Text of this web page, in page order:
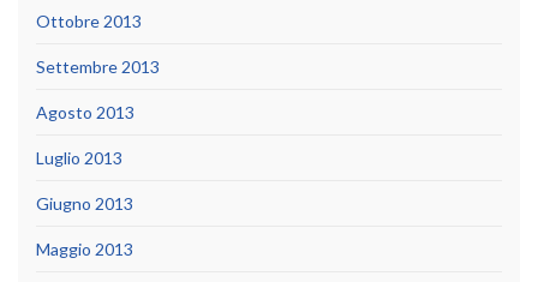
Ottobre 2013
Settembre 2013
Agosto 2013
Luglio 2013
Giugno 2013
Maggio 2013